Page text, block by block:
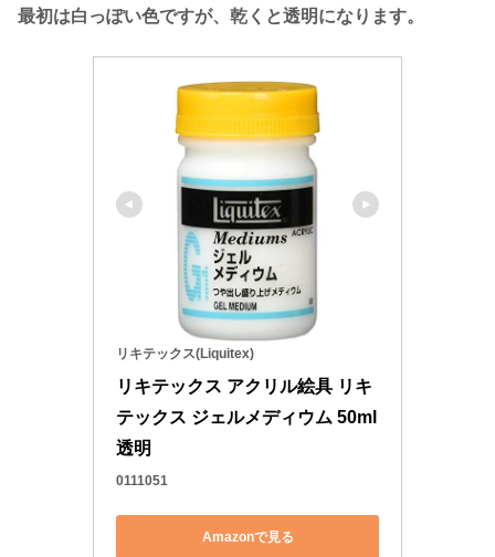
最初は白っぽい色ですが、乾くと透明になります。
リキテックス(Liquitex)
リキテックス アクリル絵具 リキ
テックス ジェルメディウム 50ml
透明
0111051
Amazonで見る